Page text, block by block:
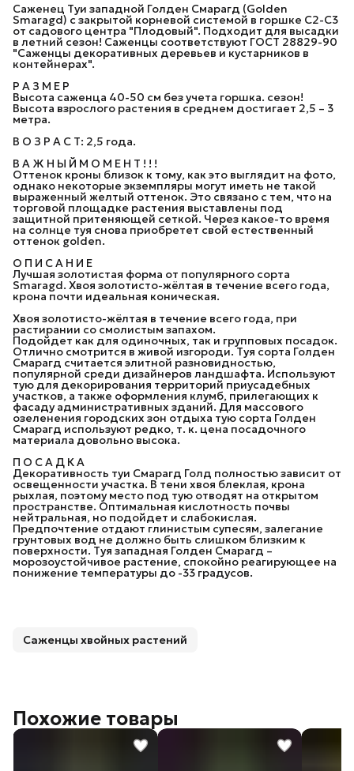
Саженец Туи западной Голден Смарагд (Golden
Smaragd) с закрытой корневой системой в горшке C2-C3
от садового центра "Плодовый". Подходит для высадки
в летний сезон! Саженцы соответствуют ГОСТ 28829-90
"Саженцы декоративных деревьев и кустарников в
контейнерах".
Р А З М Е Р
Высота саженца 40-50 см без учета горшка. сезон!
Высота взрослого растения в среднем достигает 2,5 – 3
метра.
В О З Р А С Т: 2,5 года.
В А Ж Н Ы Й М О М Е Н Т ! ! !
Оттенок кроны близок к тому, как это выглядит на фото,
однако некоторые экземпляры могут иметь не такой
выраженный желтый оттенок. Это связано с тем, что на
торговой площадке растения выставлены под
защитной притеняющей сеткой. Через какое-то время
на солнце туя снова приобретет свой естественный
оттенок golden.
О П И С А Н И Е
Лучшая золотистая форма от популярного сорта
Smaragd. Хвоя золотисто-жёлтая в течение всего года,
крона почти идеальная коническая.
Хвоя золотисто-жёлтая в течение всего года, при
растирании со смолистым запахом.
Подойдет как для одиночных, так и групповых посадок.
Отлично смотрится в живой изгороди. Туя сорта Голден
Смарагд считается элитной разновидностью,
популярной среди дизайнеров ландшафта. Используют
тую для декорирования территорий приусадебных
участков, а также оформления клумб, прилегающих к
фасаду административных зданий. Для массового
озеленения городских зон отдыха тую сорта Голден
Смарагд используют редко, т. к. цена посадочного
материала довольно высока.
П О С А Д К А
Декоративность туи Смарагд Голд полностью зависит от
освещенности участка. В тени хвоя блеклая, крона
рыхлая, поэтому место под тую отводят на открытом
пространстве. Оптимальная кислотность почвы
нейтральная, но подойдет и слабокислая.
Предпочтение отдают глинистым супесям, залегание
грунтовых вод не должно быть слишком близким к
поверхности. Туя западная Голден Смарагд –
морозоустойчивое растение, спокойно реагирующее на
понижение температуры до -33 градусов.
Саженцы хвойных растений
Похожие товары